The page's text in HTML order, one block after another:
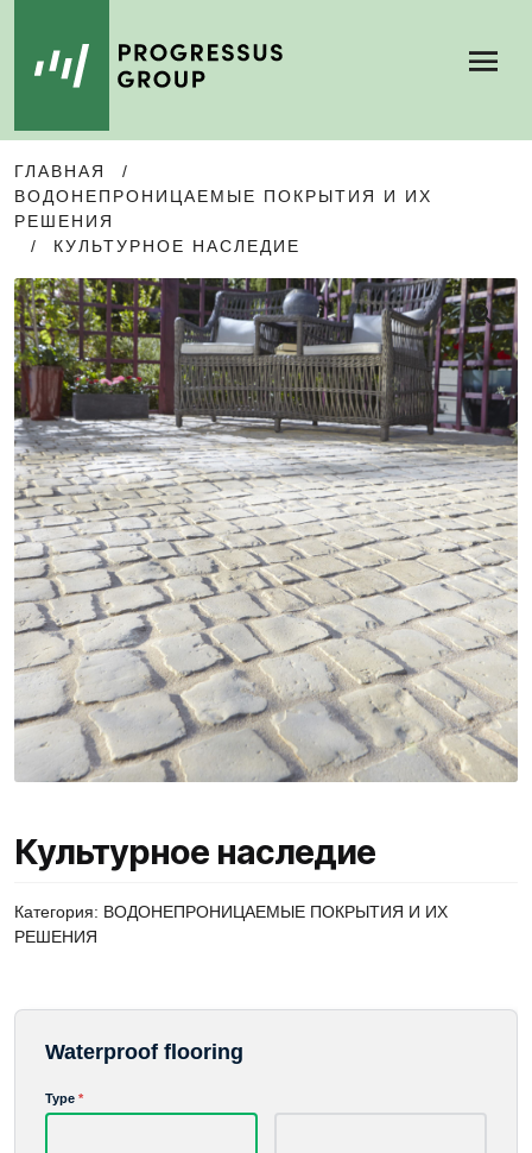
TO
NAVIGATION
TO
CONTENT
ГЛАВНАЯ
/
ВОДОНЕПРОНИЦАЕМЫЕ ПОКРЫТИЯ И ИХ
РЕШЕНИЯ
/
КУЛЬТУРНОЕ НАСЛЕДИЕ
🔍
Культурное наследие
Категория: ВОДОНЕПРОНИЦАЕМЫЕ ПОКРЫТИЯ И ИХ
РЕШЕНИЯ
Waterproof flooring
Advance payment
Type *